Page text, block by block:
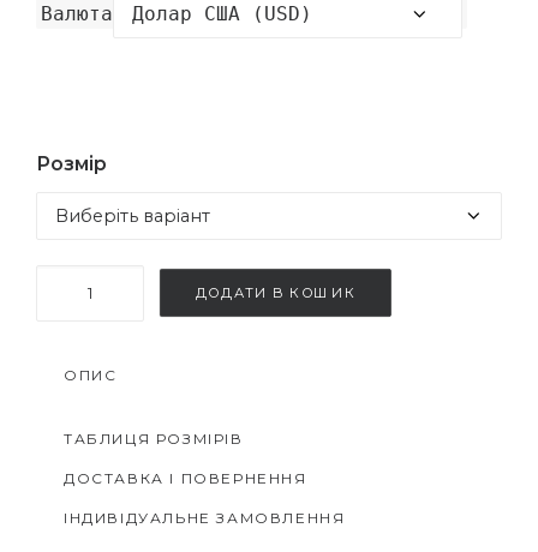
Валюта
Розмір
ДОДАТИ В КОШИК
ОПИС
ТАБЛИЦЯ РОЗМІРІВ
ДОСТАВКА І ПОВЕРНЕННЯ
ІНДИВІДУАЛЬНЕ ЗАМОВЛЕННЯ